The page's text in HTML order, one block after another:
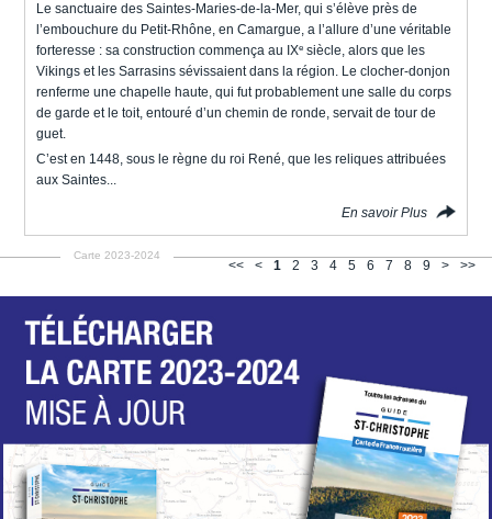
Le sanctuaire des Saintes-Maries-de-la-Mer, qui s’élève près de
l’embouchure du Petit-Rhône, en Camargue, a l’allure d’une véritable
forteresse : sa construction commença au IXe siècle, alors que les
Vikings et les Sarrasins sévissaient dans la région. Le clocher-donjon
renferme une chapelle haute, qui fut probablement une salle du corps
de garde et le toit, entouré d’un chemin de ronde, servait de tour de
guet.
C’est en 1448, sous le règne du roi René, que les reliques attribuées
aux Saintes...
En savoir Plus
<< < 1 2 3 4 5 6 7 8 9 > >>
Carte 2023-2024